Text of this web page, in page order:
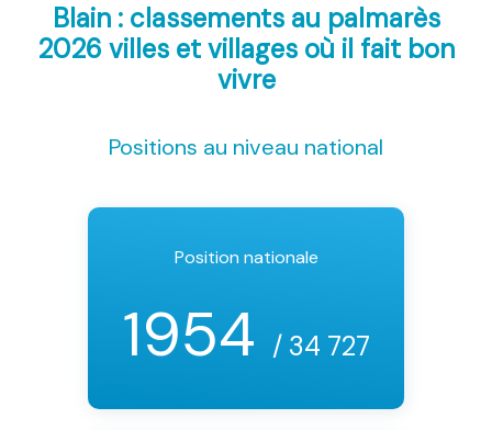
Blain : classements au palmarès
2026 villes et villages où il fait bon
vivre
Positions au niveau national
Position nationale
1954 / 34 727